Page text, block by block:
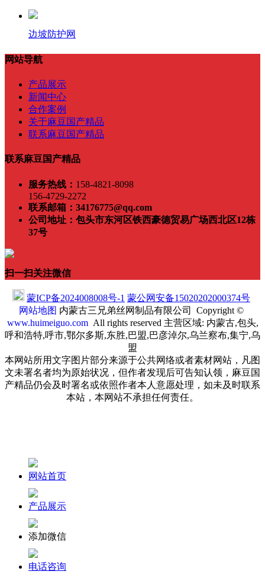
边坡防护网
网站导航
产品展示
新闻中心
合作案例
关于麻豆国产精品
联系麻豆国产精品
联系麻豆国产精品
服务热线： 158-4821-8098
156-4729-2272
联系邮箱： 34176775@qq.com
公司地址： 包头市东河区铁西豪德贸易广场西北区12栋
37号
扫一扫关注微信
蒙ICP备2024008008号-1 蒙公网安备15020202000374号
网站地图 内蒙古三兄弟丝网制品有限公司 Copyright ©
www.huimeiguo.comAll rights reserved 主营区域: 内蒙古,包头,
呼和浩特,呼市,鄂尔多斯,东胜,巴盟,巴彦淖尔,乌兰察布,集宁,乌
盟
本网站所用文字图片部分来源于公共网络或者素材网站，凡图
文未署名者均为原始状况，但作者发现后可告知认领，麻豆国
产精品仍会及时署名或依照作者本人意愿处理，如未及时联系
本站，本网站不承担任何责任。
网站首页
产品展示
添加微信
电话咨询